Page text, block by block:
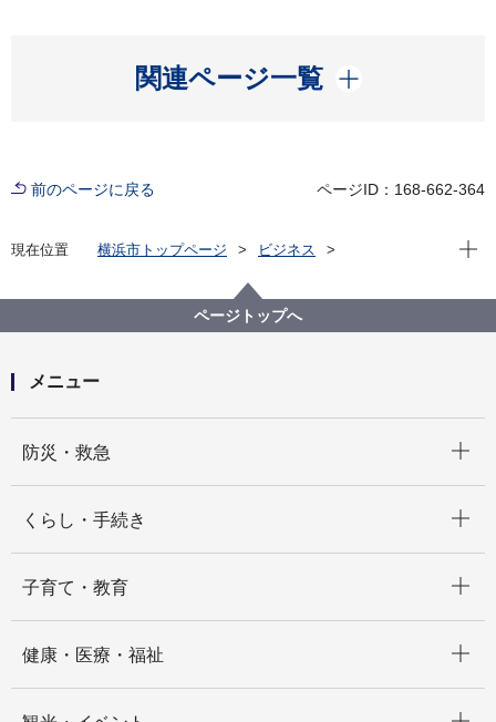
関連ページ一覧
開く
前のページに戻る ページID：168-662-364
現在位置 横浜市トップページ
ビジネス
平成２２年７月 市場月報
現在
ページトップへ
メニュー
防災・救急
くらし・手続き
子育て・教育
健康・医療・福祉